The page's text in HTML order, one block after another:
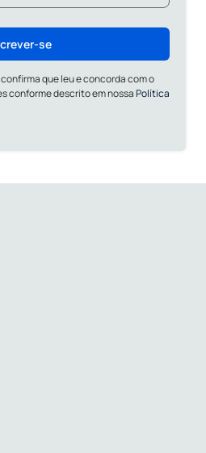
se
que leu e concorda com o
conforme descrito em nossaPolítica